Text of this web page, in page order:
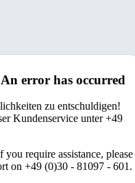
error has occurred
zu entschuldigen!
Kundenservice unter +49
require assistance, please
on +49 (0)30 - 81097 - 601.